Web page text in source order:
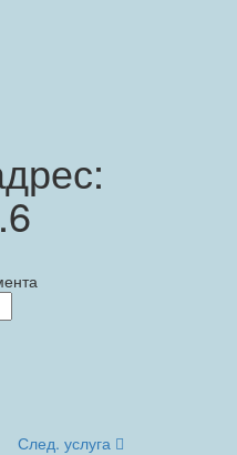
След. услуга